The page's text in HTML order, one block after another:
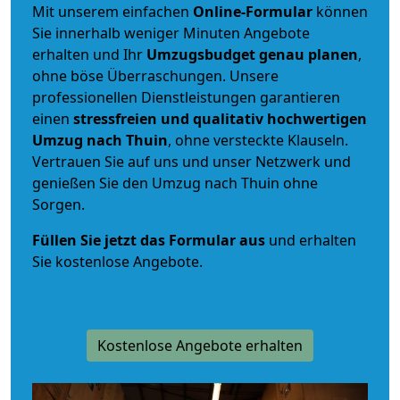
Mit unserem einfachen Online-Formular können
Sie innerhalb weniger Minuten Angebote
erhalten und Ihr Umzugsbudgetgenau planen,
ohne böse Überraschungen. Unsere
professionellen Dienstleistungen garantieren
einen stressfreien und qualitativ hochwertigen
Umzug nach Thuin, ohne versteckte Klauseln.
Vertrauen Sie auf uns und unser Netzwerk und
genießen Sie den Umzug nach Thuin ohne
Sorgen.
Füllen Sie jetzt das Formular aus und erhalten
Sie kostenlose Angebote.
Kostenlose Angebote erhalten